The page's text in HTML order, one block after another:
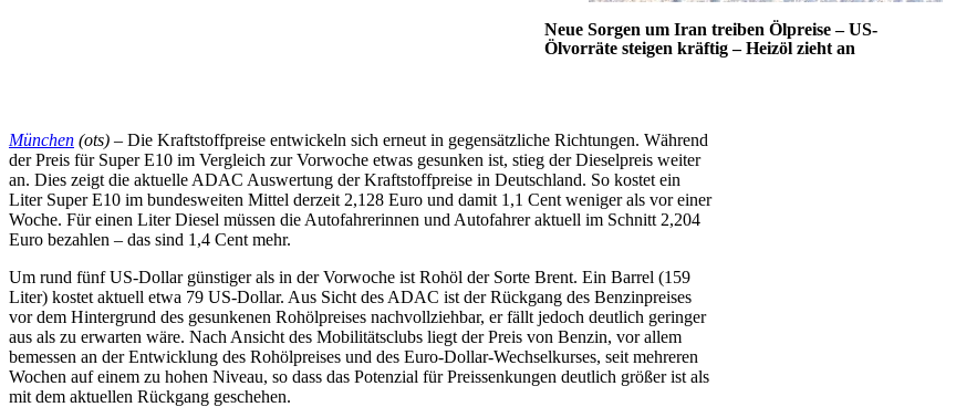
Neue Sorgen um Iran treiben Ölpreise – US-
Ölvorräte steigen kräftig – Heizöl zieht an
München (ots) – Die Kraftstoffpreise entwickeln sich erneut in gegensätzliche Richtungen. Während
der Preis für Super E10 im Vergleich zur Vorwoche etwas gesunken ist, stieg der Dieselpreis weiter
an. Dies zeigt die aktuelle ADAC Auswertung der Kraftstoffpreise in Deutschland. So kostet ein
Liter Super E10 im bundesweiten Mittel derzeit 2,128 Euro und damit 1,1 Cent weniger als vor einer
Woche. Für einen Liter Diesel müssen die Autofahrerinnen und Autofahrer aktuell im Schnitt 2,204
Euro bezahlen – das sind 1,4 Cent mehr.
Um rund fünf US-Dollar günstiger als in der Vorwoche ist Rohöl der Sorte Brent. Ein Barrel (159
Liter) kostet aktuell etwa 79 US-Dollar. Aus Sicht des ADAC ist der Rückgang des Benzinpreises
vor dem Hintergrund des gesunkenen Rohölpreises nachvollziehbar, er fällt jedoch deutlich geringer
aus als zu erwarten wäre. Nach Ansicht des Mobilitätsclubs liegt der Preis von Benzin, vor allem
bemessen an der Entwicklung des Rohölpreises und des Euro-Dollar-Wechselkurses, seit mehreren
Wochen auf einem zu hohen Niveau, so dass das Potenzial für Preissenkungen deutlich größer ist als
mit dem aktuellen Rückgang geschehen.